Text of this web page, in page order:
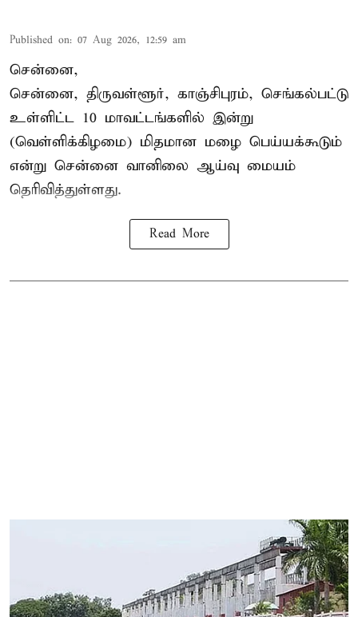
Published on: 07 Aug 2026, 12:59 am
சென்னை,
சென்னை, திருவள்ளூர், காஞ்சிபுரம், செங்கல்பட்டு
உள்ளிட்ட 10 மாவட்டங்களில் இன்று
(வெள்ளிக்கிழமை) மிதமான மழை பெய்யக்கூடும்
என்று சென்னை வானிலை ஆய்வு மையம்
தெரிவித்துள்ளது.
Read More